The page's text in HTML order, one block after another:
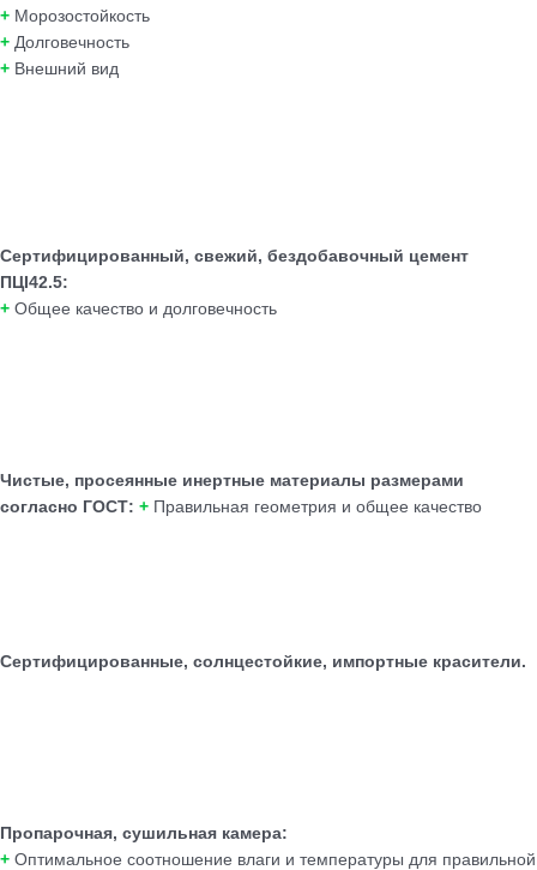
+ Морозостойкость
+ Долговечность
+ Внешний вид
Сертифицированный, свежий, бездобавочный цемент
ПЦI42.5:
+ Общее качество и долговечность
Чистые, просеянные инертные материалы размерами
согласно ГОСТ: + Правильная геометрия и общее качество
Сертифицированные, солнцестойкие, импортные красители.
Пропарочная, сушильная камера:
+ Оптимальное соотношение влаги и температуры для правильной